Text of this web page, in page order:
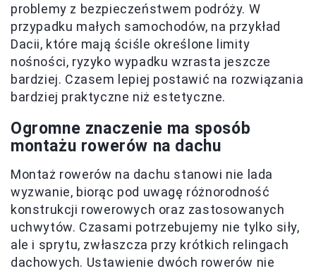
problemy z bezpieczeństwem podróży. W
przypadku małych samochodów, na przykład
Dacii, które mają ściśle określone limity
nośności, ryzyko wypadku wzrasta jeszcze
bardziej. Czasem lepiej postawić na rozwiązania
bardziej praktyczne niż estetyczne.
Ogromne znaczenie ma sposób
montażu rowerów na dachu
Montaż rowerów na dachu stanowi nie lada
wyzwanie, biorąc pod uwagę różnorodność
konstrukcji rowerowych oraz zastosowanych
uchwytów. Czasami potrzebujemy nie tylko siły,
ale i sprytu, zwłaszcza przy krótkich relingach
dachowych. Ustawienie dwóch rowerów nie